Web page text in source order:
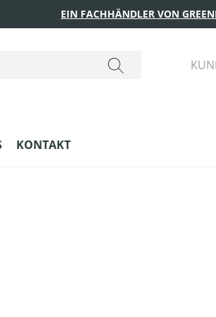
EIN FACHHÄNDLER VON
KONTAKT